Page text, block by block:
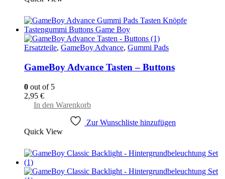
Ersatzteile, GameBoy Advance, Gummi Pads
GameBoy Advance Tasten – Buttons
0 out of 5
2,95 €
In den Warenkorb
Zur Wunschliste hinzufügen
Quick View